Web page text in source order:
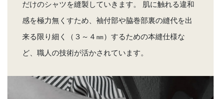
だけのシャツを縫製していきます。 肌に触れる違和
感を極力無くすため、袖付部や脇巻部裏の縫代を出
来る限り細く（３～４㎜）するための本縫仕様な
ど、職人の技術が活かされています。